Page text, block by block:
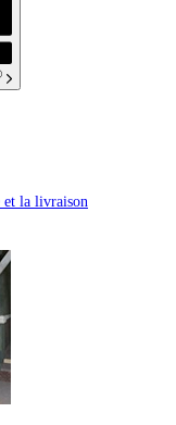
et la livraison